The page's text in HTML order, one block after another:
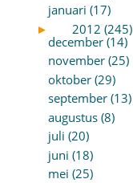
januari (17)
►
2012 (245)
december (14)
november (25)
oktober (29)
september (13)
augustus (8)
juli (20)
juni (18)
mei (25)